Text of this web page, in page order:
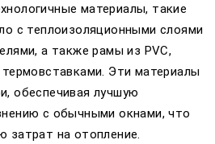
материалы, такие
с теплоизоляционными слоями
а также рамы из PVC,
Эти материалы
обеспечивая лучшую
с обычными окнами, что
затрат на отопление.